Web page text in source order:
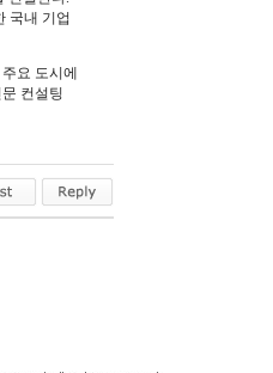
국내 기업
요 도시에
컨설팅